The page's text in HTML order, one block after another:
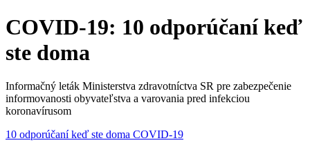
COVID-19: 10 odporúčaní keď
ste doma
Informačný leták Ministerstva zdravotníctva SR pre zabezpečenie
informovanosti obyvateľstva a varovania pred infekciou
koronavírusom
10 odporúčaní keď ste doma COVID-19